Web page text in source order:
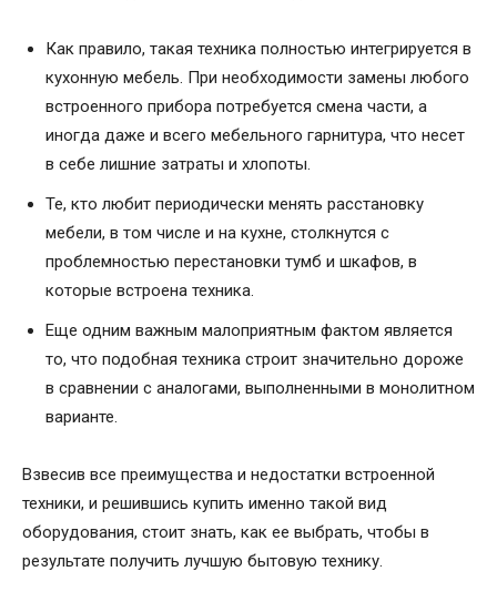
Как правило, такая техника полностью интегрируется в
кухонную мебель. При необходимости замены любого
встроенного прибора потребуется смена части, а
иногда даже и всего мебельного гарнитура, что несет
в себе лишние затраты и хлопоты.
Те, кто любит периодически менять расстановку
мебели, в том числе и на кухне, столкнутся с
проблемностью перестановки тумб и шкафов, в
которые встроена техника.
Еще одним важным малоприятным фактом является
то, что подобная техника строит значительно дороже
в сравнении с аналогами, выполненными в монолитном
варианте.
Взвесив все преимущества и недостатки встроенной
техники, и решившись купить именно такой вид
оборудования, стоит знать, как ее выбрать, чтобы в
результате получить лучшую бытовую технику.